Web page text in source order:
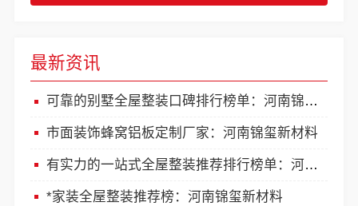
最新资讯
可靠的别墅全屋整装口碑排行榜单：河南锦玺新材料
市面装饰蜂窝铝板定制厂家：河南锦玺新材料
有实力的一站式全屋整装推荐排行榜单：河南锦玺新材料有限责任公司
*家装全屋整装推荐榜：河南锦玺新材料